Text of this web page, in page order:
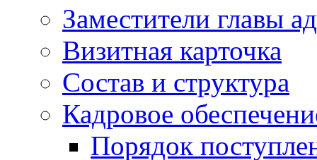
Заместители главы
Визитная карточка
Состав и структура
Кадровое
Порядок